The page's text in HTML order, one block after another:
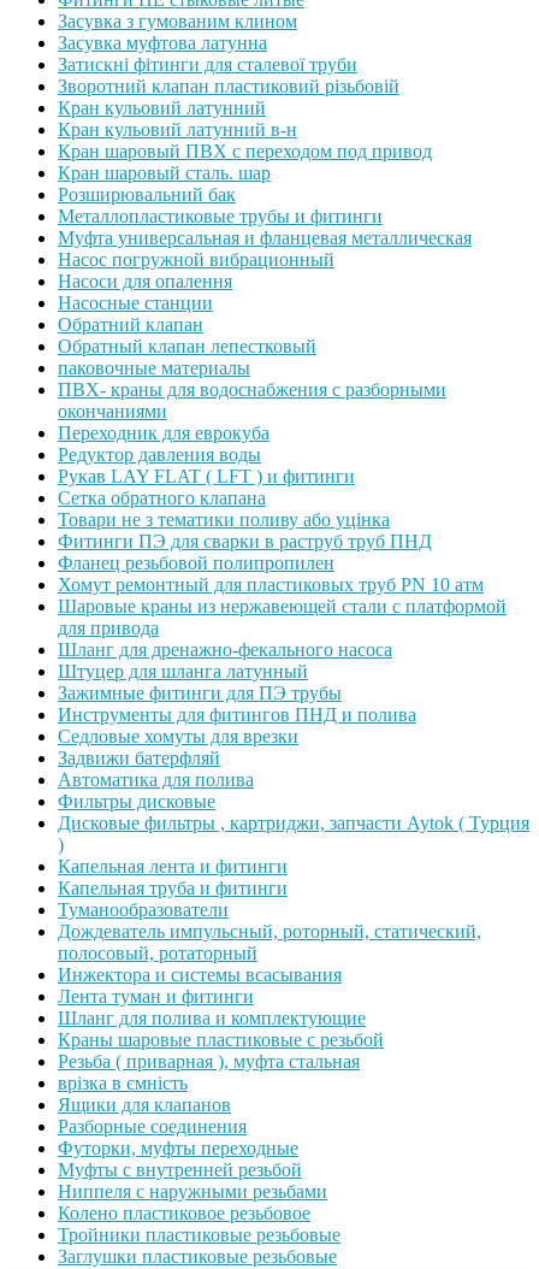
Засувка з гумованим клином
Засувка муфтова латунна
Затискні фітинги для сталевої труби
Зворотний клапан пластиковий різьбовій
Кран кульовий латунний
Кран кульовий латунний в-н
Кран шаровый ПВХ с переходом под привод
Кран шаровый сталь. шар
Розширювальний бак
Металлопластиковые трубы и фитинги
Муфта универсальная и фланцевая металлическая
Насос погружной вибрационный
Насоси для опалення
Насосные станции
Обратний клапан
Обратный клапан лепестковый
паковочные материалы
ПВХ- краны для водоснабжения с разборными
окончаниями
Переходник для еврокуба
Редуктор давления воды
Рукав LAY FLAT ( LFT ) и фитинги
Сетка обратного клапана
Товари не з тематики поливу або уцінка
Фитинги ПЭ для сварки в раструб труб ПНД
Фланец резьбовой полипропилен
Хомут ремонтный для пластиковых труб PN 10 атм
Шаровые краны из нержавеющей стали с платформой
для привода
Шланг для дренажно-фекального насоса
Штуцер для шланга латунный
Зажимные фитинги для ПЭ трубы
Инструменты для фитингов ПНД и полива
Седловые хомуты для врезки
Задвижи батерфляй
Автоматика для полива
Фильтры дисковые
Дисковые фильтры , картриджи, запчасти Aytok ( Турция
)
Капельная лента и фитинги
Капельная труба и фитинги
Туманообразователи
Дождеватель импульсный, роторный, статический,
полосовый, ротаторный
Инжектора и системы всасывания
Лента туман и фитинги
Шланг для полива и комплектующие
Краны шаровые пластиковые с резьбой
Резьба ( приварная ), муфта стальная
врізка в ємність
Ящики для клапанов
Разборные соединения
Футорки, муфты переходные
Муфты с внутренней резьбой
Ниппеля с наружными резьбами
Колено пластиковое резьбовое
Тройники пластиковые резьбовые
Заглушки пластиковые резьбовые